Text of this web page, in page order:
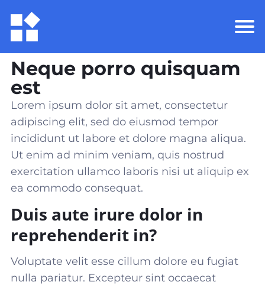
Neque porro quisquam
est
Lorem ipsum dolor sit amet, consectetur
adipiscing elit, sed do eiusmod tempor
incididunt ut labore et dolore magna aliqua.
Ut enim ad minim veniam, quis nostrud
exercitation ullamco laboris nisi ut aliquip ex
ea commodo consequat.
Duis aute irure dolor in
reprehenderit in?
Voluptate velit esse cillum dolore eu fugiat
nulla pariatur. Excepteur sint occaecat